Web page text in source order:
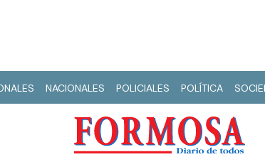
NACIONALES POLICIALES POLÍTICA